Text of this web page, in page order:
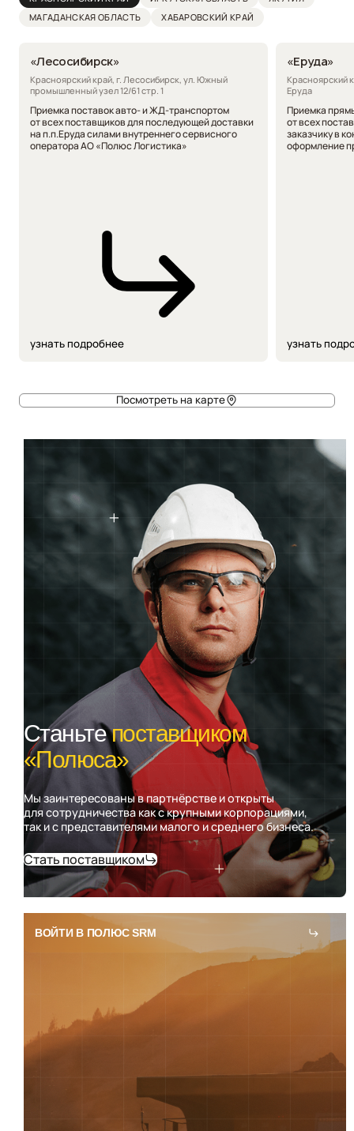
Посмотреть на карте
МАГАДАНСКАЯ ОБЛАСТЬ ХАБАРОВСКИЙ КРАЙ
«Лесосибирск»
Красноярский край, г. Лесосибирск, ул. Южный
промышленный узел 12/61 стр. 1
Приемка поставок авто- и ЖД-транспортом
от всех поставщиков для последующей доставки
на п.п.Еруда силами внутреннего сервисного
оператора АО «Полюс Логистика»
узнать подробнее
«Еруда»
Красноярский
Еруда
Приемка
от всех
заказчику в
оформление
узнать
Станьтепоставщиком
«Полюса»
Мы заинтересованы в партнёрстве и открыты
для сотрудничества как с крупными корпорациями,
так и с представителями малого и среднего бизнеса.
Стать поставщиком
ВОЙТИ В ПОЛЮС SRM